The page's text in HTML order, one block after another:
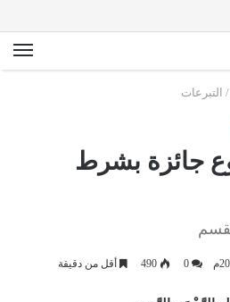
/ التبرعات
جائزة بشرط
0
490 أقل من دقيقة